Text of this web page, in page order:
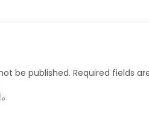
be published. Required fields
。